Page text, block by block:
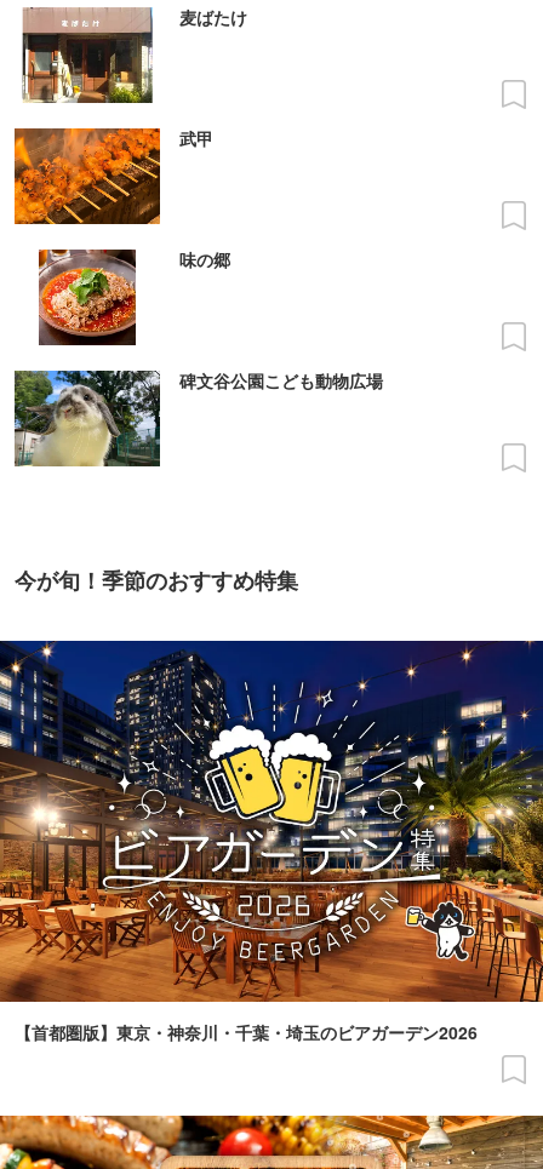
麦ばたけ
武甲
味の郷
碑文谷公園こども動物広場
今が旬！季節のおすすめ特集
【首都圏版】東京・神奈川・千葉・埼玉のビアガーデン2026